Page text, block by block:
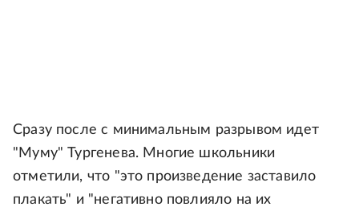
Сразу после с минимальным разрывом идет
"Муму" Тургенева. Многие школьники
отметили, что "это произведение заставило
плакать" и "негативно повлияло на их